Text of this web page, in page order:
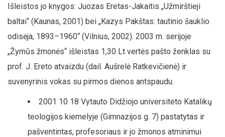
Išleistos jo knygos: Juozas Eretas-Jakaitis „Užmirštieji
baltai“ (Kaunas, 2001) bei „Kazys Pakštas: tautinio šauklio
odisėja, 1893–1960“ (Vilnius, 2002). 2003 m. serijoje
„Žymūs žmonės“ išleistas 1,30 Lt vertės pašto ženklas su
prof. J. Ereto atvaizdu (dail. Aušrelė Ratkevičienė) ir
suvenyrinis vokas su pirmos dienos antspaudu.
2001 10 18 Vytauto Didžiojo universiteto Katalikų
teologijos kiemelyje (Gimnazijos g. 7) pastatytas ir
pašventintas, profesoriaus ir jo žmonos atminimui